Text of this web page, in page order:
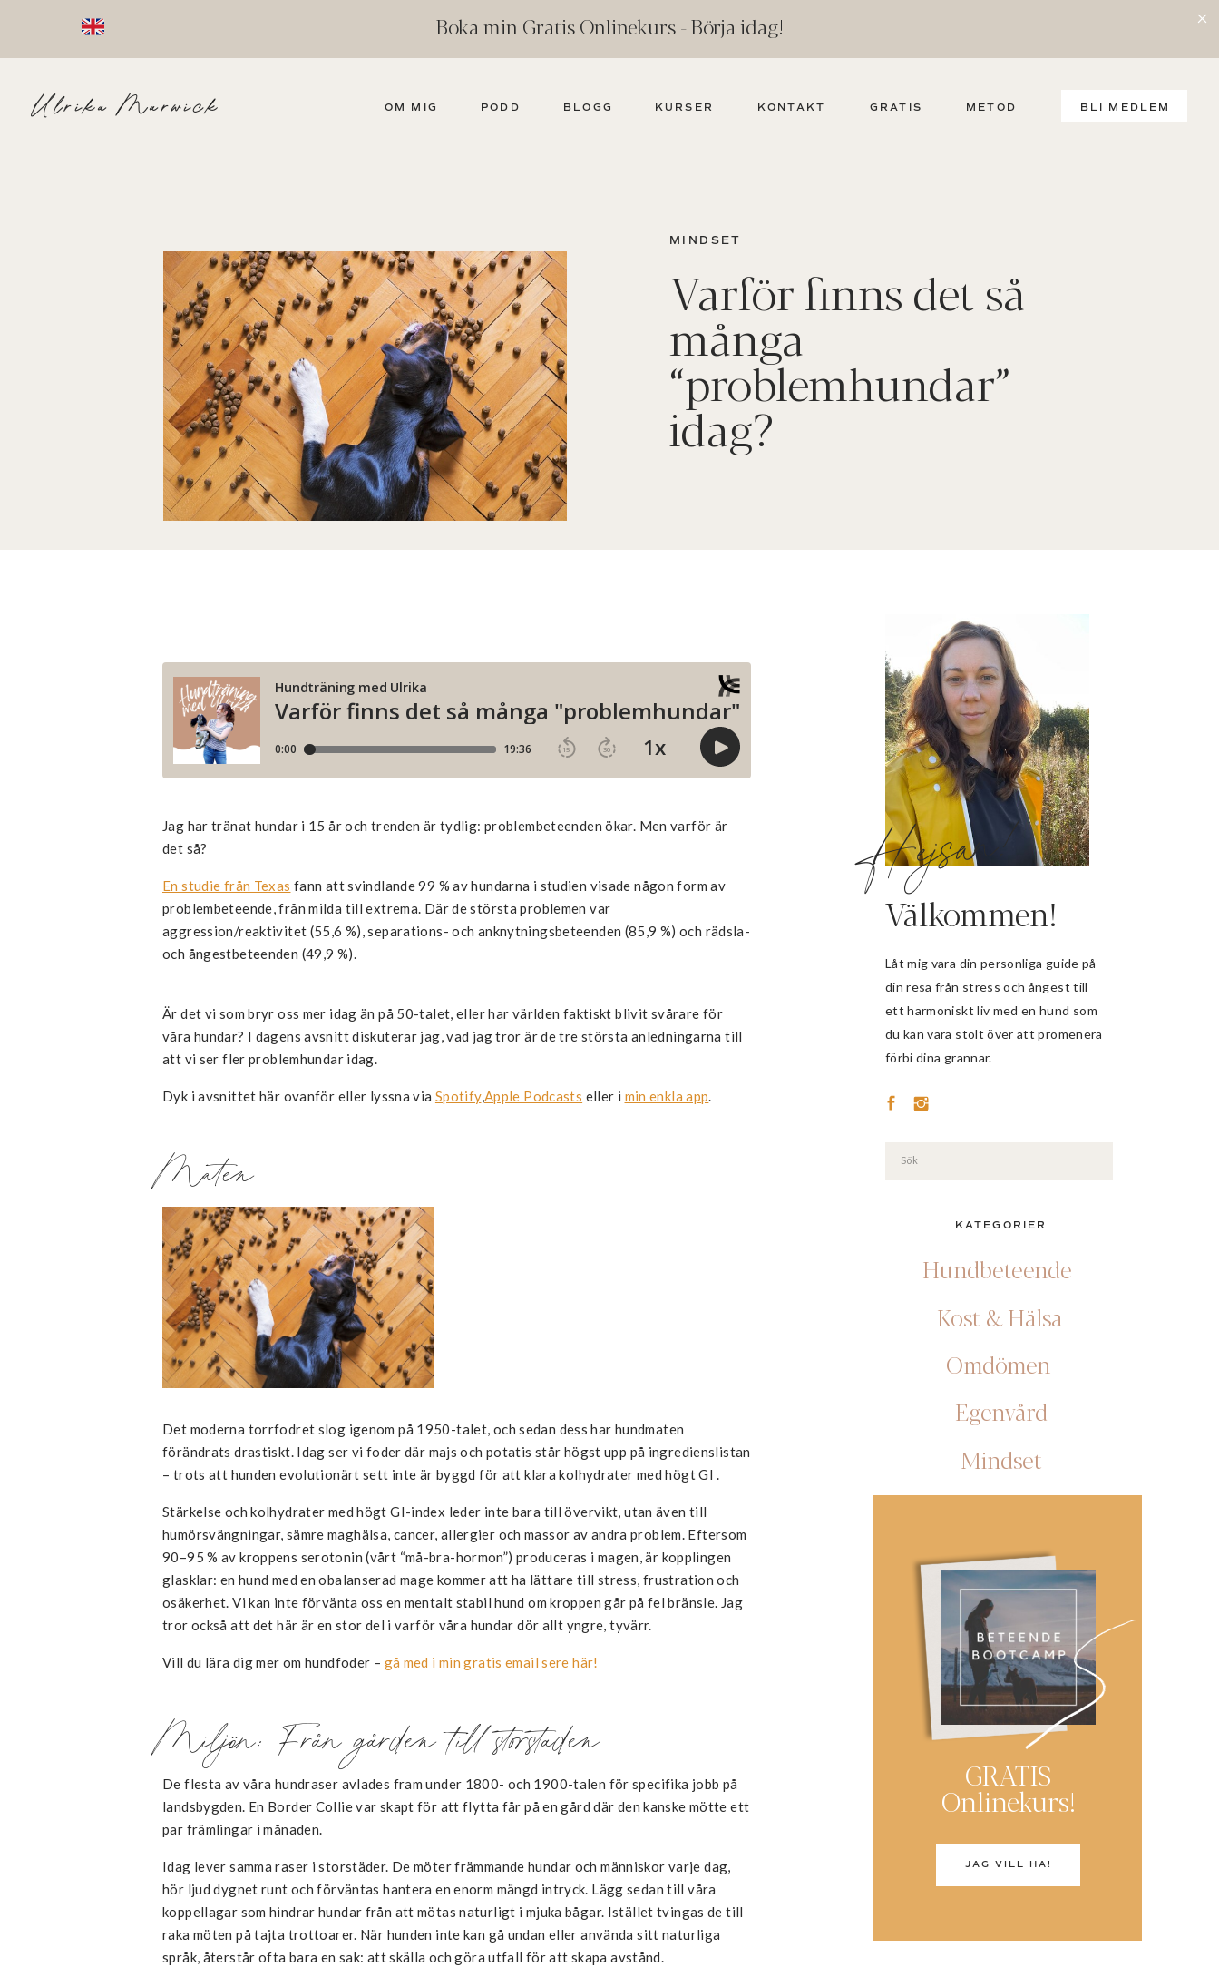
Boka min Gratis Onlinekurs - Börja idag!
BLI MEDLEM
Ulrika Marwick KONTAKT
KURSER GRATIS
PODD METOD
BLOGG
OM MIG
MINDSET
Varför finns det så
många
“problemhundar”
idag?
Välkommen!
Search
Låt mig vara din personliga guide på
din resa från stress och ångest till
ett harmoniskt liv med en hund som
du kan vara stolt över att promenera
förbi dina grannar.
Hejsan!
GRATIS
Onlinekurs!
JAG VILL HA!
Hundbeteende
Kost & Hälsa
Omdömen
Egenvård
Mindset
KATEGORIER
Jag har tränat hundar i 15 år och trenden är tydlig: problembeteenden ökar. Men varför är
det så?
En studie från Texas fann att svindlande 99 % av hundarna i studien visade någon form av
problembeteende, från milda till extrema. Där de största problemen var
aggression/reaktivitet (55,6 %), separations- och anknytningsbeteenden (85,9 %) och rädsla-
och ångestbeteenden (49,9 %).
Är det vi som bryr oss mer idag än på 50-talet, eller har världen faktiskt blivit svårare för
våra hundar? I dagens avsnitt diskuterar jag, vad jag tror är de tre största anledningarna till
att vi ser fler problemhundar idag.
Dyk i avsnittet här ovanför eller lyssna via Spotify,Apple Podcasts eller i min enkla app.
Maten
Det moderna torrfodret slog igenom på 1950-talet, och sedan dess har hundmaten
förändrats drastiskt. Idag ser vi foder där majs och potatis står högst upp på ingredienslistan
– trots att hunden evolutionärt sett inte är byggd för att klara kolhydrater med högt GI .
Stärkelse och kolhydrater med högt GI-index leder inte bara till övervikt, utan även till
humörsvängningar, sämre maghälsa, cancer, allergier och massor av andra problem. Eftersom
90–95 % av kroppens serotonin (vårt “må-bra-hormon”) produceras i magen, är kopplingen
glasklar: en hund med en obalanserad mage kommer att ha lättare till stress, frustration och
osäkerhet. Vi kan inte förvänta oss en mentalt stabil hund om kroppen går på fel bränsle. Jag
tror också att det här är en stor del i varför våra hundar dör allt yngre, tyvärr.
Vill du lära dig mer om hundfoder – gå med i min gratis email sere här!
Miljön: Från gården till storstaden
De flesta av våra hundraser avlades fram under 1800- och 1900-talen för specifika jobb på
landsbygden. En Border Collie var skapt för att flytta får på en gård där den kanske mötte ett
par främlingar i månaden.
Idag lever samma raser i storstäder. De möter främmande hundar och människor varje dag,
hör ljud dygnet runt och förväntas hantera en enorm mängd intryck. Lägg sedan till våra
koppellagar som hindrar hundar från att mötas naturligt i mjuka bågar. Istället tvingas de till
raka möten på tajta trottoarer. När hunden inte kan gå undan eller använda sitt naturliga
språk, återstår ofta bara en sak: att skälla och göra utfall för att skapa avstånd.